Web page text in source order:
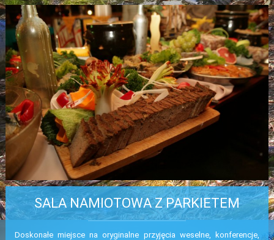
STRONA GŁÓWNA
CATERING
O NAS
ORGANIZACJA IMPREZ
IMPREZY I SZKOLENIA DLA FIRM
IMPREZY OKOLICZNOŚCIOWE
WESELA
ZIELONE SZKOŁY
CENNIK
PARTNERZY
PLAN OŚRODKA
SALA NAMIOTOWA Z PARKIETEM
Doskonałe miejsce na oryginalne przyjęcia weselne, konferencje,